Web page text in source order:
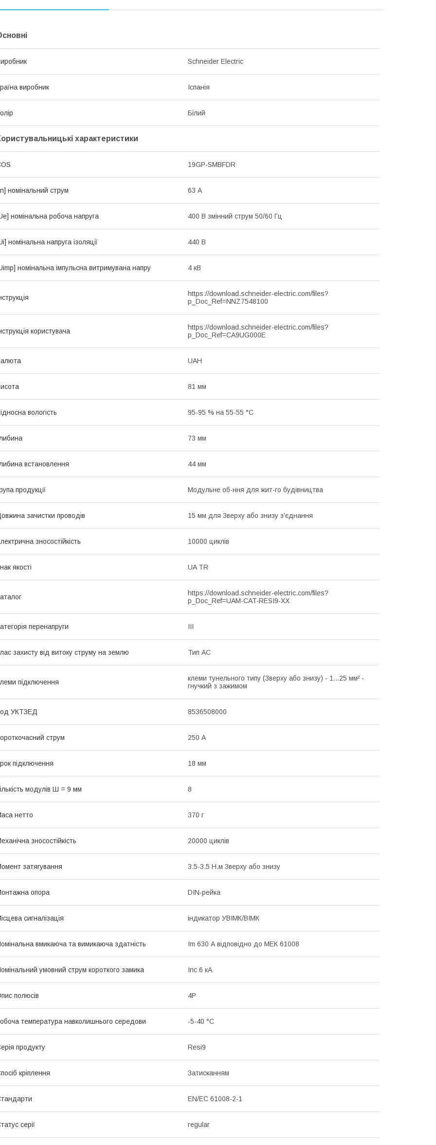
Schneider Electric
виробник Іспанія
Білий
характеристики
19GP-SMBFDR
номінальний струм 63 А
номінальна робоча напруга 400 В змінний струм 50/60 Гц
номінальна напруга ізоляції 440 В
номінальна імпульсна витримувана напру 4 кВ
https://download.schneider-electric.com/files?
p_Doc_Ref=NNZ7548100
користувача
https://download.schneider-electric.com/files?
p_Doc_Ref=CA9UG000E
UAH
81 мм
вологість 95-95 % на 55-55 °C
73 мм
встановлення 44 мм
продукції Модульне об-ння для жит-го будівництва
зачистки проводів 15 мм для Зверху або знизу з'єднання
зносостійкість 10000 циклів
якості UA TR
https://download.schneider-electric.com/files?
p_Doc_Ref=UAM-CAT-RESI9-XX
перенапруги ІІІ
захисту від витоку струму на землю Тип АС
підключення
клеми тунельного типу (Зверху або знизу) - 1...25 мм² -
гнучкий з зажимом
УКТЗЕД 8536508000
струм 250 А
підключення 18 мм
модулів Ш = 9 мм 8
нетто 370 г
зносостійкість 20000 циклів
затягування 3.5-3.5 Н.м Зверху або знизу
опора DIN-рейка
сигналізація iндикатор УВІМК/ВІМК
вмикаюча та вимикаюча здатність Im 630 А відповідно до МЕК 61008
умовний струм короткого замика Inc 6 кА
полюсів 4P
температура навколишнього середови -5-40 °C
продукту Resi9
кріплення Затисканням
EN/EC 61008-2-1
серії regular